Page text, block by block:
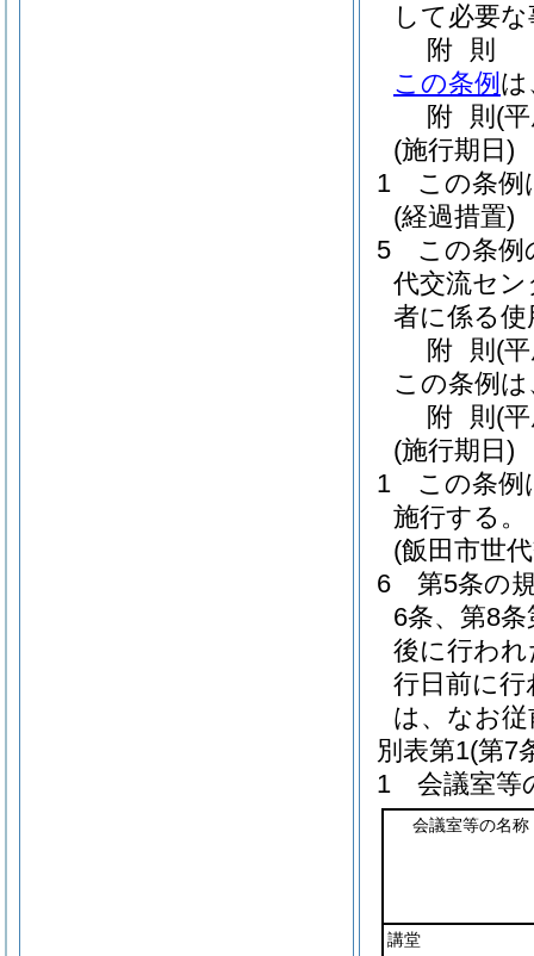
して必要
附 則
この条例 は
附 則 (
(施行期日)
1
この条例
(経過措置)
5
この条例
代交流セ
者に係る
附 則 (
この条例
附 則 (
(施行期日)
1
この条例
施行する。
(飯田市世
6
第5条の
6条、第8
後に行わ
行日前に
は、なお
別表第1(第7
1 会議室等
会議室等の名称
講堂